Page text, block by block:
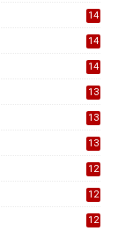
14
14
14
13
13
13
12
12
12